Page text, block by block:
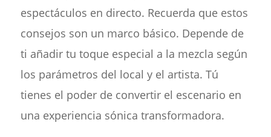
espectáculos en directo. Recuerda que estos
consejos son un marco básico. Depende de
ti añadir tu toque especial a la mezcla según
los parámetros del local y el artista. Tú
tienes el poder de convertir el escenario en
una experiencia sónica transformadora.